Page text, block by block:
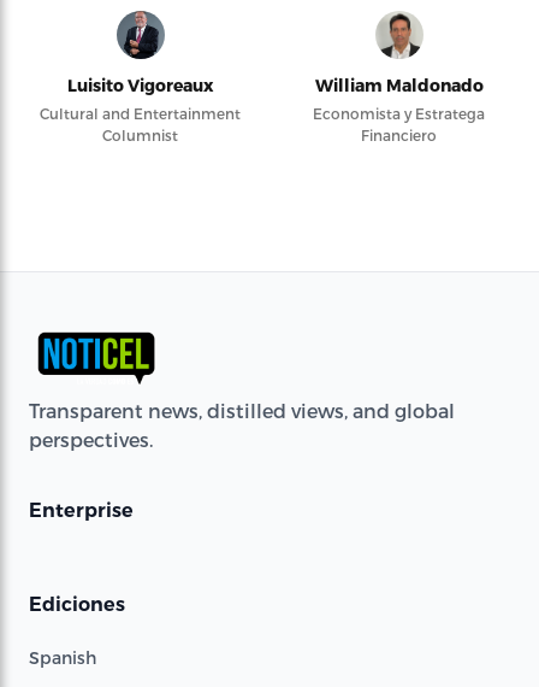
Luisito Vigoreaux
Cultural and Entertainment
Columnist
William Maldonado
Economista y Estratega
Financiero
Transparent news, distilled views, and global
perspectives.
Enterprise
Ediciones
Spanish